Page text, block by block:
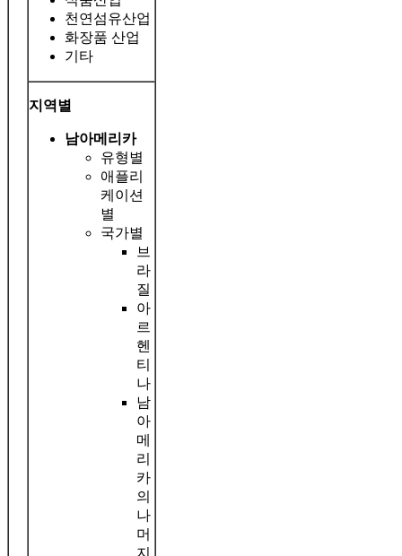
천연섬유산업
화장품 산업
기타
지역별
남아메리카
유형별
애플리
케이션
별
국가별
브
라
질
아
르
헨
티
나
남
아
메
리
카
의
나
머
지